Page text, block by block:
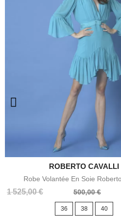
Aperçu rapide
ROBERTO CAVALLI
Robe Volantée En Soie
1 525,00 €
Prix
500,00 €
Prix
36 38 40